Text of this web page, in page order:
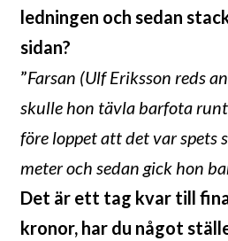
ledningen och sedan
sidan?
”Farsan (Ulf Eriksson reds
skulle hon tävla barfota
före loppet att det var spets
meter och sedan gick hon
Det är ett tag kvar till
kronor, har du något